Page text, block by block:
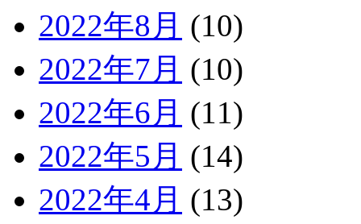
2022年8月 (10)
2022年7月 (10)
2022年6月 (11)
2022年5月 (14)
2022年4月 (13)